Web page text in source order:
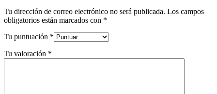
Tu dirección de correo electrónico no será publicada. Los campos
obligatorios están marcados con *
Tu puntuación *
Tu valoración *